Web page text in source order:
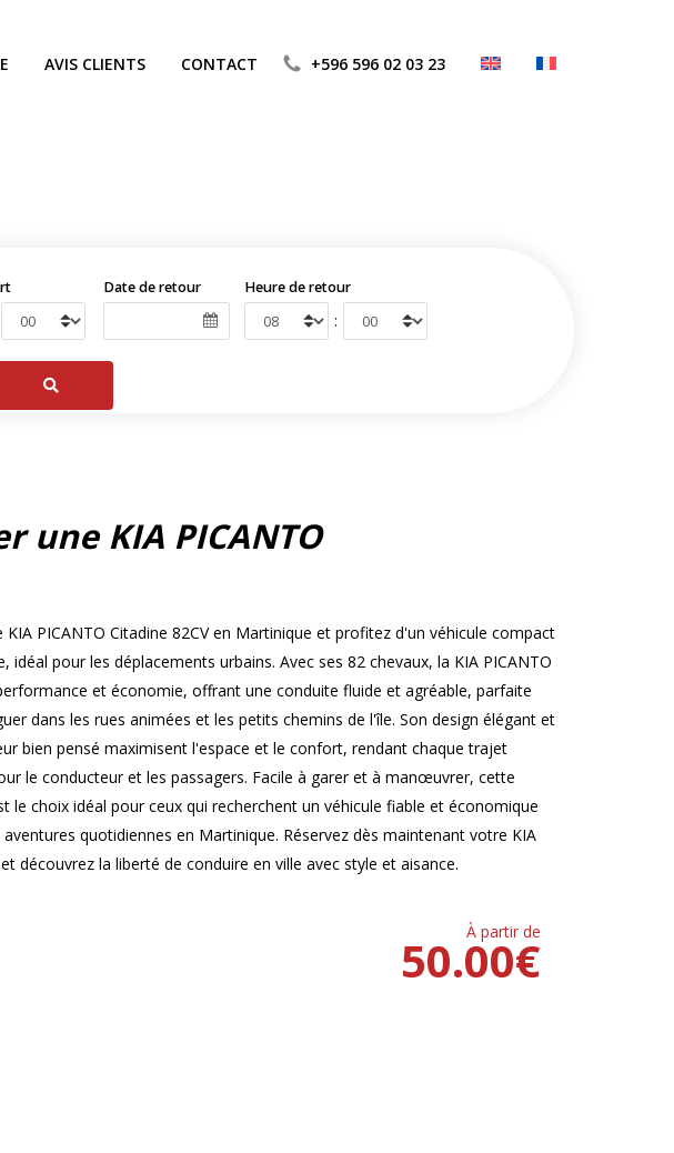
AVIS CLIENTS CONTACT +596 596 02 03 23
Date de retour Heure de retour
:
une KIA PICANTO
KIA PICANTO Citadine 82CV en Martinique et profitez d'un véhicule compact
idéal pour les déplacements urbains. Avec ses 82 chevaux, la KIA PICANTO
et économie, offrant une conduite fluide et agréable, parfaite
dans les rues animées et les petits chemins de l'île. Son design élégant et
bien pensé maximisent l'espace et le confort, rendant chaque trajet
le conducteur et les passagers. Facile à garer et à manœuvrer, cette
le choix idéal pour ceux qui recherchent un véhicule fiable et économique
quotidiennes en Martinique. Réservez dès maintenant votre KIA
découvrez la liberté de conduire en ville avec style et aisance.
À partir de
€
50.00